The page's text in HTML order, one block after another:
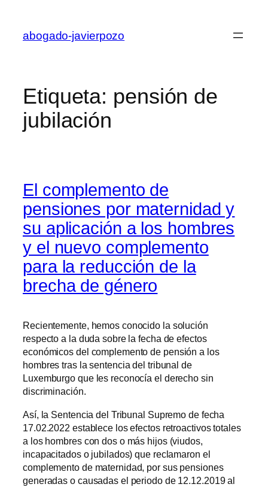
contenido
abogado-javierpozo
Etiqueta: pensión de
jubilación
El complemento de
pensiones por maternidad y
su aplicación a los hombres
y el nuevo complemento
para la reducción de la
brecha de género
Recientemente, hemos conocido la solución
respecto a la duda sobre la fecha de efectos
económicos del complemento de pensión a los
hombres tras la sentencia del tribunal de
Luxemburgo que les reconocía el derecho sin
discriminación.
Así, la Sentencia del Tribunal Supremo de fecha
17.02.2022 establece los efectos retroactivos totales
a los hombres con dos o más hijos (viudos,
incapacitados o jubilados) que reclamaron el
complemento de maternidad, por sus pensiones
generadas o causadas el periodo de 12.12.2019 al